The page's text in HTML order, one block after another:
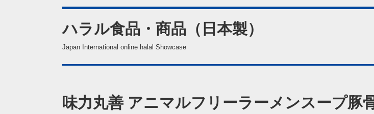
ハラル食品・商品（日本製）
Japan International online halal Showcase
味力丸善 アニマルフリーラーメンスープ豚